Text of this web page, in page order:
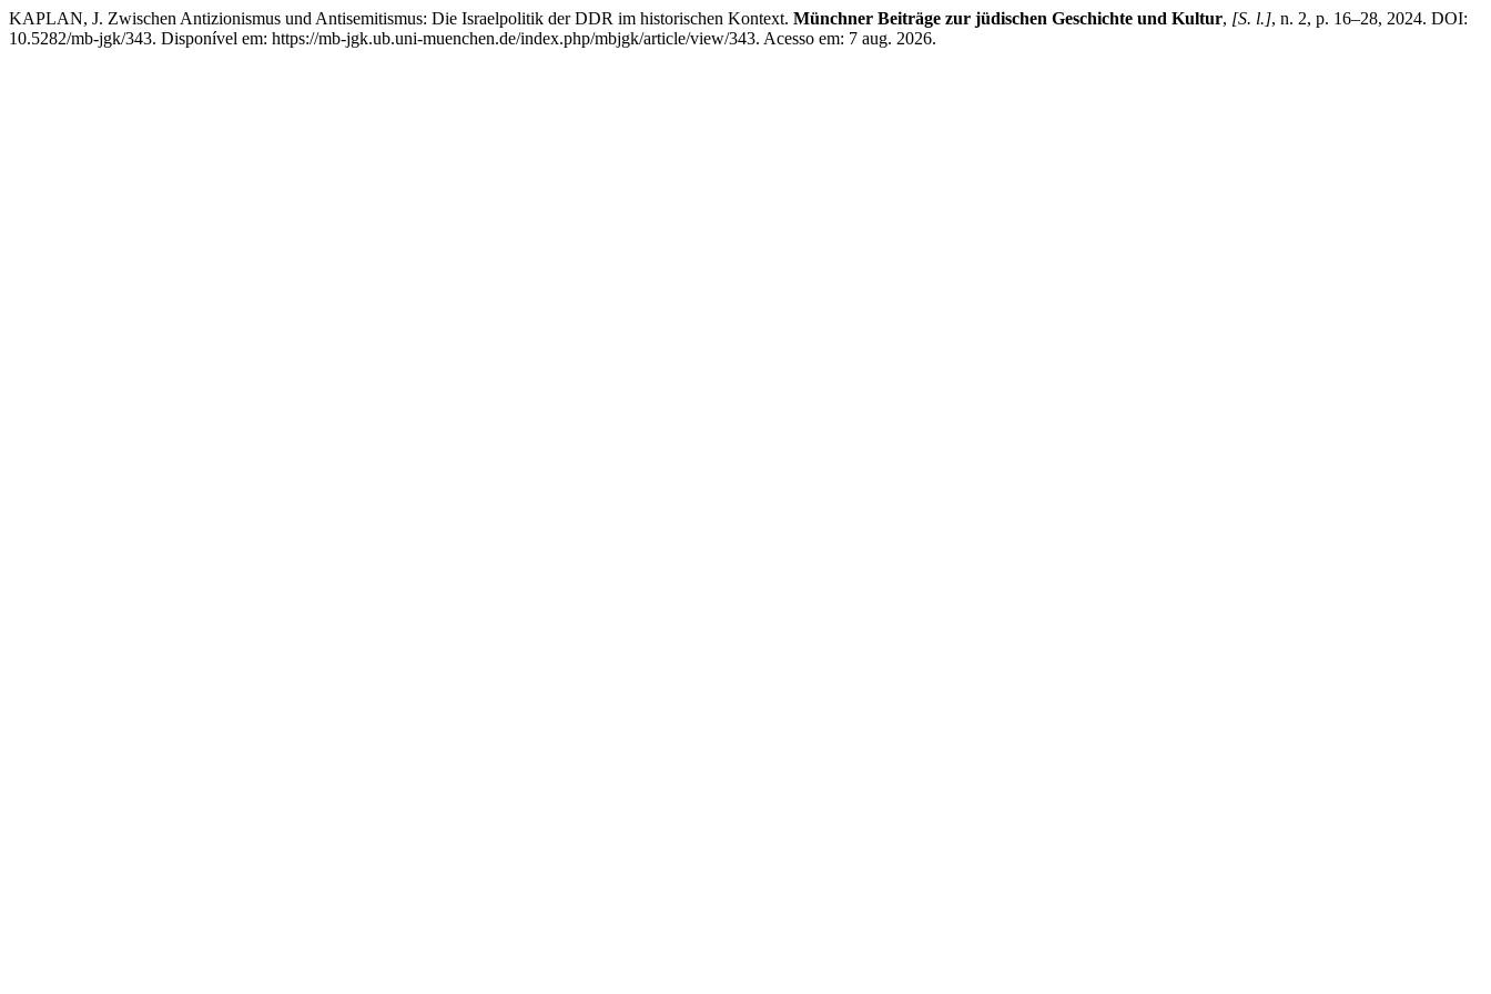
KAPLAN, J. Zwischen Antizionismus und Antisemitismus: Die Israelpolitik der DDR im historischen Kontext. Münchner Beiträge zur jüdischen Geschichte und Kultur, [S. l.], n. 2, p. 16–28, 2024. DOI:
10.5282/mb-jgk/343. Disponível em: https://mb-jgk.ub.uni-muenchen.de/index.php/mbjgk/article/view/343. Acesso em: 7 aug. 2026.